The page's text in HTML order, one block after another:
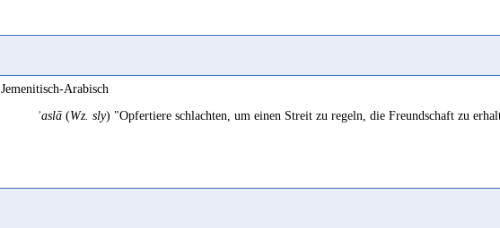
Jemenitisch-Arabisch
ʾaslā (Wz. sly) "Opfertiere schlachten, um einen Streit zu regeln, die Freundschaft zu